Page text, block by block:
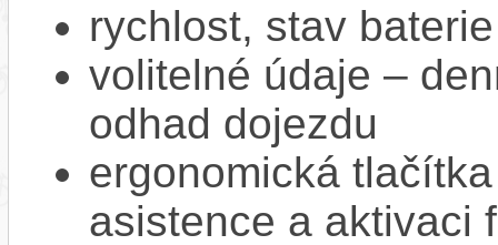
rychlost, stav
volitelné údaje –
odhad dojezdu
ergonomická
asistence a aktivaci